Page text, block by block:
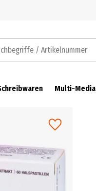
/ Artikelnummer
Multi-Media